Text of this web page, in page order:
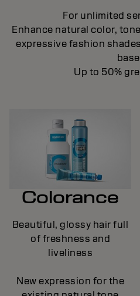
For unlimited
Enhance natural color,
expressive fashion
Up to 50%
Colorance
Beautiful, glossy hair full
of freshness and
liveliness
New expression for the